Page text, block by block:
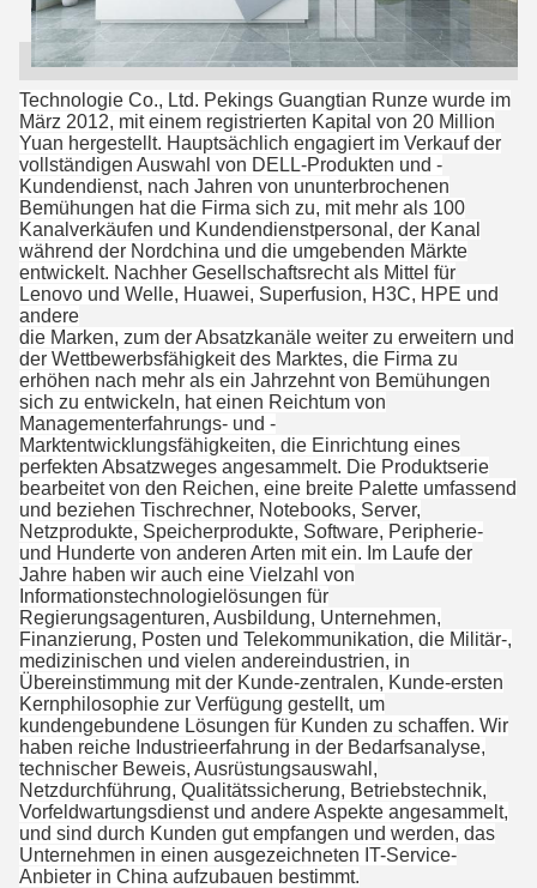
Technologie Co., Ltd. Pekings Guangtian Runze wurde im
März 2012, mit einem registrierten Kapital von 20 Million
Yuan hergestellt. Hauptsächlich engagiert im Verkauf der
vollständigen Auswahl von DELL-Produkten und -
Kundendienst, nach Jahren von ununterbrochenen
Bemühungen hat die Firma sich zu, mit mehr als 100
Kanalverkäufen und Kundendienstpersonal, der Kanal
während der Nordchina und die umgebenden Märkte
entwickelt. Nachher Gesellschaftsrecht als Mittel für
Lenovo und Welle, Huawei, Superfusion, H3C, HPE und
andere
die Marken, zum der Absatzkanäle weiter zu erweitern und
der Wettbewerbsfähigkeit des Marktes, die Firma zu
erhöhen nach mehr als ein Jahrzehnt von Bemühungen
sich zu entwickeln, hat einen Reichtum von
Managementerfahrungs- und -
Marktentwicklungsfähigkeiten, die Einrichtung eines
perfekten Absatzweges angesammelt. Die Produktserie
bearbeitet von den Reichen, eine breite Palette umfassend
und beziehen Tischrechner, Notebooks, Server,
Netzprodukte, Speicherprodukte, Software, Peripherie-
und Hunderte von anderen Arten mit ein. Im Laufe der
Jahre haben wir auch eine Vielzahl von
Informationstechnologielösungen für
Regierungsagenturen, Ausbildung, Unternehmen,
Finanzierung, Posten und Telekommunikation, die Militär-,
medizinischen und vielen andereindustrien, in
Übereinstimmung mit der Kunde-zentralen, Kunde-ersten
Kernphilosophie zur Verfügung gestellt, um
kundengebundene Lösungen für Kunden zu schaffen. Wir
haben reiche Industrieerfahrung in der Bedarfsanalyse,
technischer Beweis, Ausrüstungsauswahl,
Netzdurchführung, Qualitätssicherung, Betriebstechnik,
Vorfeldwartungsdienst und andere Aspekte angesammelt,
und sind durch Kunden gut empfangen und werden, das
Unternehmen in einen ausgezeichneten IT-Service-
Anbieter in China aufzubauen bestimmt.